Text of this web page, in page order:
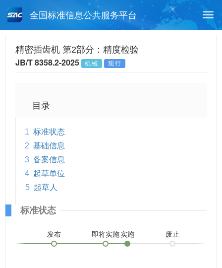
全国标准信息公共服务平台
月报查询 标准公告查询
精密插齿机 第2部分：精度检验
JB/T 8358.2-2025 机械 现行
目录
1 标准状态
2 基础信息
3 备案信息
4 起草单位
5 起草人
标准状态
发布 即将实施实施 废止